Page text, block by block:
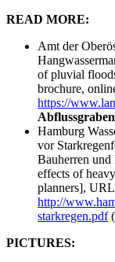
READ MORE:
Amt der
of pluvial
brochure,
https://
Hamburg
vor
Bauherren
effects of
planners],
http://
starkregen.pdf
PICTURES: